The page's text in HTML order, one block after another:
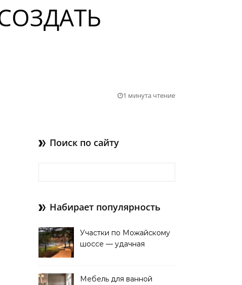
1 минута чтение
Поиск по сайту
Набирает популярность
Участки по Можайскому
шоссе — удачная
Мебель для ванной